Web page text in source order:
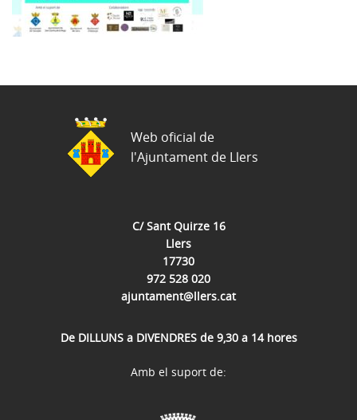
C/ Sant Quirze 16
Llers
17730
972 528 020
ajuntament@llers.cat
De DILLUNS a DIVENDRES de 9,30 a 14 hores
Web oficial de
l'Ajuntament de Llers
Amb el suport de: